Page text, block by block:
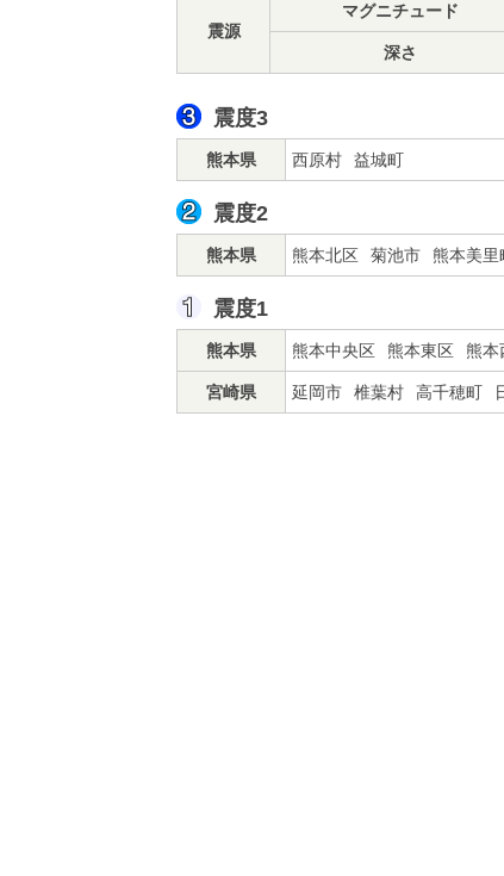
震源
マグニチュード
深さ
震度3
熊本県 西原村 益城町
震度2
熊本県 熊本北区 菊池市 熊本美里
震度1
熊本県 熊本中央区 熊本東区 熊本
宮崎県 延岡市 椎葉村 高千穂町